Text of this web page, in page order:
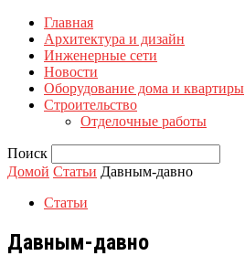
Главная
Архитектура и дизайн
Инженерные сети
Новости
Оборудование дома и квартиры
Строительство
Отделочные работы
Поиск
Домой Статьи Давным-давно
Статьи
Давным-давно